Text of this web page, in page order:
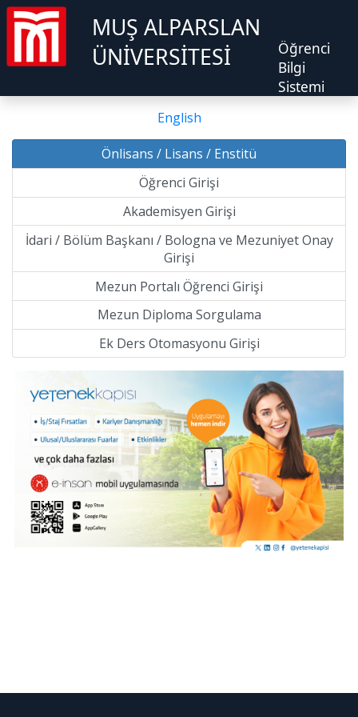
MUŞ ALPARSLAN
ÜNİVERSİTESİ
Öğrenci
Bilgi
Sistemi
English
Önlisans / Lisans / Enstitü
Öğrenci Girişi
Akademisyen Girişi
İdari / Bölüm Başkanı / Bologna ve Mezuniyet Onay
Girişi
Mezun Portalı Öğrenci Girişi
Mezun Diploma Sorgulama
Ek Ders Otomasyonu Girişi